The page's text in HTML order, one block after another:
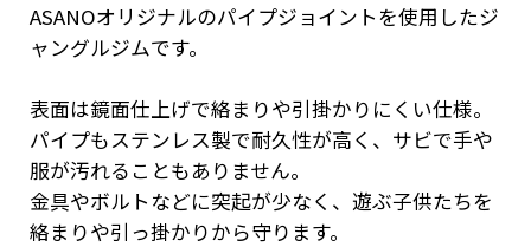
ASANOオリジナルのパイプジョイントを使用したジ
ャングルジムです。
表面は鏡面仕上げで絡まりや引掛かりにくい仕様。
パイプもステンレス製で耐久性が高く、サビで手や
服が汚れることもありません。
金具やボルトなどに突起が少なく、遊ぶ子供たちを
絡まりや引っ掛かりから守ります。